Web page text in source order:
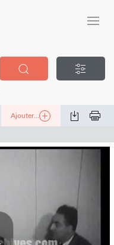
Ajouter...